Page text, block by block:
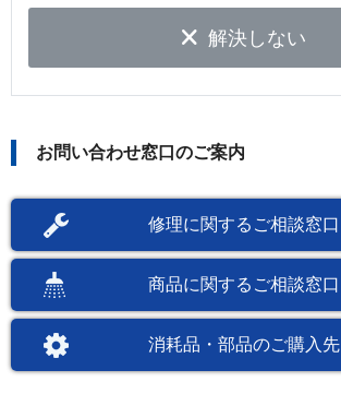
解決しない
お問い合わせ窓口のご案内
修理に関するご相談窓口
商品に関するご相談窓口
消耗品・部品のご購入先